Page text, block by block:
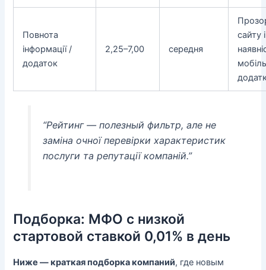
Повнота
інформації /
додаток
2,25–7,00 середня
сайту і
“Рейтинг — полезный фильтр, але не
заміна очної перевірки характеристик
послуги та репутації компаній.”
Подборка: МФО с низкой
стартовой ставкой 0,01% в день
Ниже — краткая подборка компаний, где новым